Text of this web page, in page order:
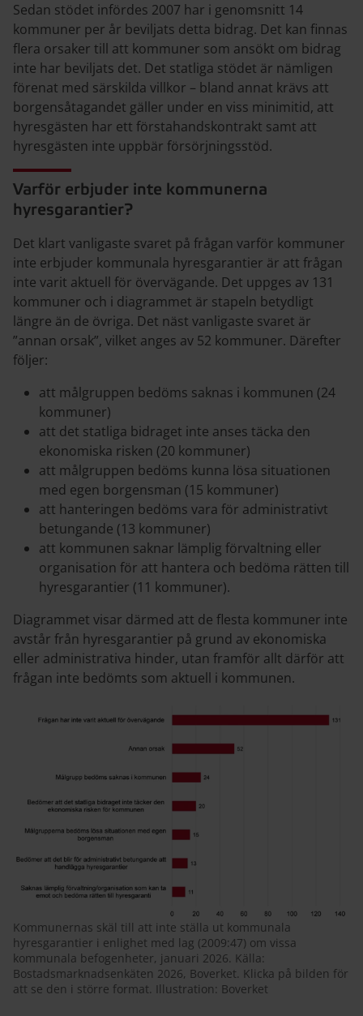
Sedan stödet infördes 2007 har i genomsnitt 14
kommuner per år beviljats detta bidrag. Det kan finnas
flera orsaker till att kommuner som ansökt om bidrag
inte har beviljats det. Det statliga stödet är nämligen
förenat med särskilda villkor – bland annat krävs att
borgensåtagandet gäller under en viss minimitid, att
hyresgästen har ett förstahandskontrakt samt att
hyresgästen inte uppbär försörjningsstöd.
Varför erbjuder inte kommunerna
hyresgarantier?
Det klart vanligaste svaret på frågan varför kommuner
inte erbjuder kommunala hyresgarantier är att frågan
inte varit aktuell för övervägande. Det uppges av 131
kommuner och i diagrammet är stapeln betydligt
längre än de övriga. Det näst vanligaste svaret är
”annan orsak”, vilket anges av 52 kommuner. Därefter
följer:
att målgruppen bedöms saknas i kommunen (24
kommuner)
att det statliga bidraget inte anses täcka den
ekonomiska risken (20 kommuner)
att målgruppen bedöms kunna lösa situationen
med egen borgensman (15 kommuner)
att hanteringen bedöms vara för administrativt
betungande (13 kommuner)
att kommunen saknar lämplig förvaltning eller
organisation för att hantera och bedöma rätten till
hyresgarantier (11 kommuner).
Diagrammet visar därmed att de flesta kommuner inte
avstår från hyresgarantier på grund av ekonomiska
eller administrativa hinder, utan framför allt därför att
frågan inte bedömts som aktuell i kommunen.
Kommunernas skäl till att inte ställa ut kommunala
hyresgarantier i enlighet med lag (2009:47) om vissa
kommunala befogenheter, januari 2026. Källa:
Bostadsmarknadsenkäten 2026, Boverket. Klicka på bilden för
att se den i större format. Illustration: Boverket